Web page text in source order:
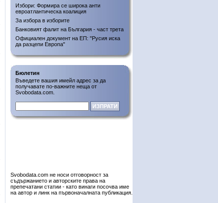
Избори: Формира се широка анти
евроатлантическа коалиция
За избора в изборите
Банковият фалит на България - част трета
Официален документ на ЕП: "Русия иска
да разцепи Европа"
Бюлетин
Въведете вашия имейл адрес за да
получавате по-важните неща от
Svobodata.com.
Svobodata.com не носи отговорност за
съдържанието и авторските права на
препечатани статии - като винаги посочва име
на автор и линк на първоначалната публикация.